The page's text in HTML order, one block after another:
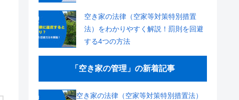
空き家の法律（空家等対策特別措置
法）をわかりやすく解説！罰則を回避
する4つの方法
「空き家の管理」の新着記事
空き家の法律（空家等対策特別措置法）